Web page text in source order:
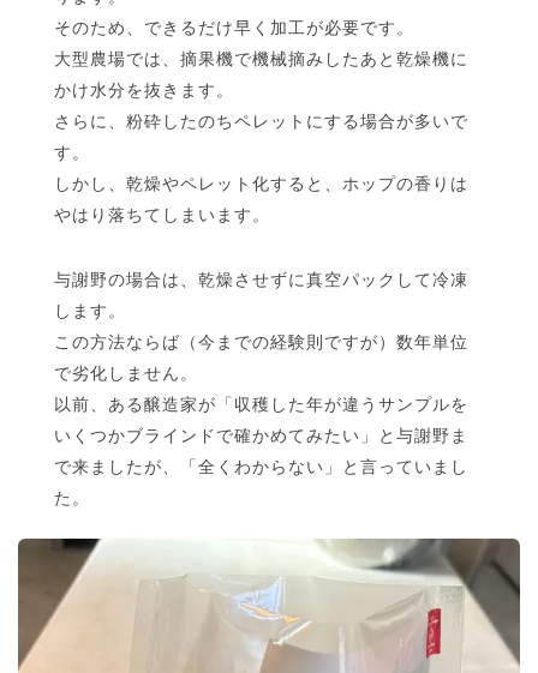
そのため、できるだけ早く加工が必要です。
大型農場では、摘果機で機械摘みしたあと乾燥機に
かけ水分を抜きます。
さらに、粉砕したのちペレットにする場合が多いで
す。
しかし、乾燥やペレット化すると、ホップの香りは
やはり落ちてしまいます。
与謝野の場合は、乾燥させずに真空パックして冷凍
します。
この方法ならば（今までの経験則ですが）数年単位
で劣化しません。
以前、ある醸造家が「収穫した年が違うサンプルを
いくつかブラインドで確かめてみたい」と与謝野ま
で来ましたが、「全くわからない」と言っていまし
た。